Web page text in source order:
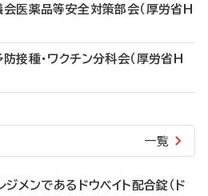
医薬品等安全対策部会（厚労省H
接種・ワクチン分科会（厚労省H
一覧
メンであるドウベイト配合錠（ド